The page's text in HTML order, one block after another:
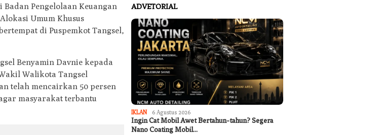
Pengelolaan Keuangan
Umum Khusus
di Puspemkot Tangsel,
Benyamin Davnie kepada
Walikota Tangsel
telah mencairkan 50 persen
masyarakat terbantu
ADVETORIAL
IKLAN 6 Agustus 2026
Ingin Cat Mobil Awet Bertahun-tahun? Segera
Nano Coating Mobil…